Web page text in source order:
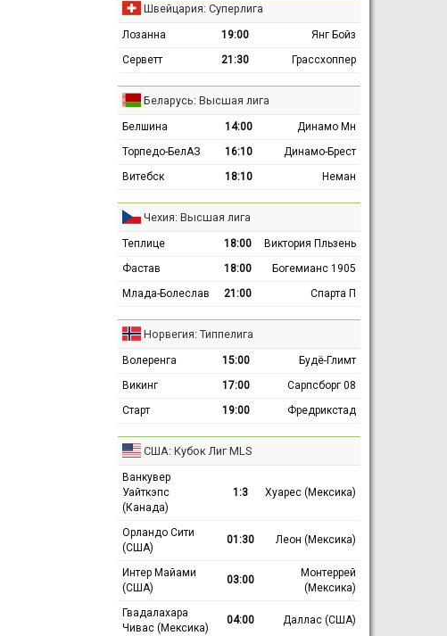
Швейцария: Суперлига
Лозанна 19:00
Янг Бойз
Серветт
21:30 Грассхоппер
Беларусь: Высшая лига
Белшина 14:00
Динамо Мн
Торпедо-БелАЗ
16:10
Динамо-Брест
Витебск
18:10 Неман
Чехия: Высшая лига
Теплице 18:00
Виктория Пльзень
Фастав
18:00
Богемианс 1905
Млада-Болеслав
21:00 Спарта П
Норвегия: Типпелига
Волеренга 15:00
Будё-Глимт
Викинг
17:00
Сарпсборг 08
Старт
19:00 Фредрикстад
США: Кубок Лиг MLS
Ванкувер
Уайткэпс
(Канада)
1:3 Хуарес (Мексика)
Орландо Сити
(США)
01:30 Леон (Мексика)
Интер Майами
(США)
03:00
Монтеррей
(Мексика)
Гвадалахара
Чивас (Мексика)
04:00 Даллас (США)